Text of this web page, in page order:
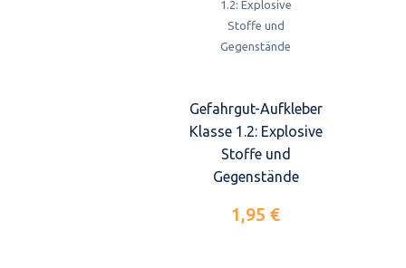
Gefahrgut-Aufkleber
Klasse 1.2: Explosive
Stoffe und
Gegenstände
1,95 €